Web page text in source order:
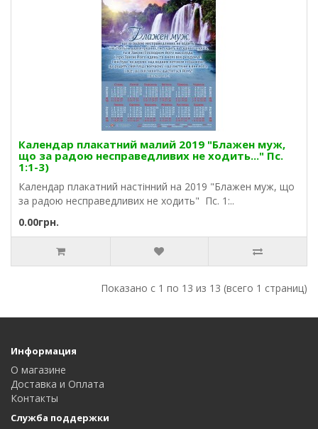
Календар плакатний малий 2019 "Блажен муж,
що за радою несправедливих не ходить..." Пс.
1:1-3)
Календар плакатний настінний на 2019 "Блажен муж, що
за радою несправедливих не ходить" Пс. 1:..
0.00грн.
Показано с 1 по 13 из 13 (всего 1 страниц)
Информация
О магазине
Доставка и Оплата
Контакты
Служба поддержки